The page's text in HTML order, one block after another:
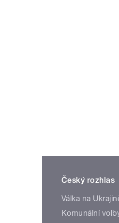
Český rozhlas
Válka na
Komunální